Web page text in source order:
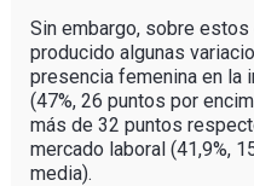
Sin embargo, sobre
producido algunas
presencia femenina en la
(47%, 26 puntos por
más de 32 puntos
mercado laboral (41,9%,
media).